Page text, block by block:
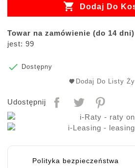
 Dodaj Do
Towar na zamówienie (do 14
jest: 99

Dostępny
Dodaj Do Listy
Udostępnij
Polityka bezpieczeństwa